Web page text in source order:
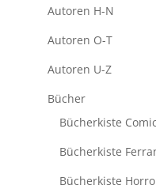
Autoren H-N
Autoren O-T
Autoren U-Z
Bücher
Bücherkiste
Bücherkiste
Bücherkiste